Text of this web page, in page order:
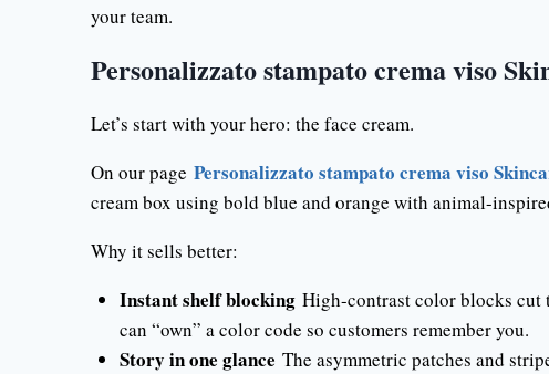
your team.
Personalizzato stampato crema viso
Let’s start with your hero: the face cream.
On our page Personalizzato stampato crema viso
cream box using bold blue and orange with animal-
Why it sells better:
Instant shelf blockingHigh-contrast color blocks cut
can “own” a color code so customers remember you.
Story in one glance The asymmetric patches and